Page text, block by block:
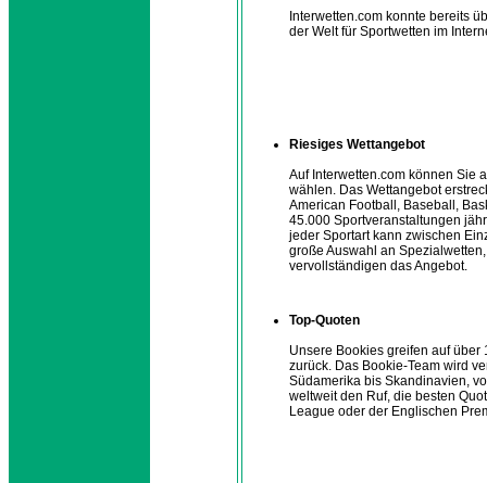
Interwetten.com konnte bereits
der Welt für Sportwetten im
Riesiges Wettangebot
Auf Interwetten.com können Sie
wählen. Das Wettangebot
American Football, Baseball,
45.000 Sportveranstaltungen
jeder Sportart kann zwischen
große Auswahl an
vervollständigen das Angebot.
Top-Quoten
Unsere Bookies greifen auf
zurück. Das Bookie-Team wird
Südamerika bis Skandinavien,
weltweit den Ruf, die besten
League oder der Englischen